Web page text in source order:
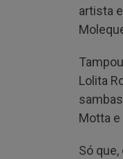
artista
Lolita
Motta e
Só